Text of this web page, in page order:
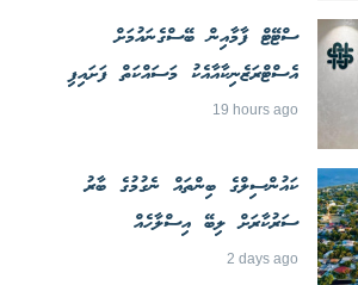
ސްޓޭޓް ފާމާއިން ބޭސްގެނައުމަށް
އެސްޓްރަޒެނިކާއާއެކު މަސައްކަތް ފަށައިފި
19 hours ago
ކައުންސިލްގެ ބިންތައް ނެގުމުގެ ބާރު
ސަރުކާރަށް ލިބޭ އިސްލާހެއް
2 days ago